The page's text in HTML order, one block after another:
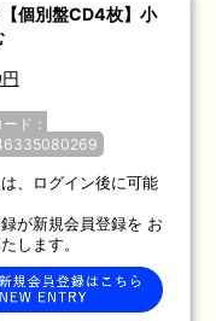
個別盤CD4枚】小
ド：
、ログイン後に可能
が新規会員登録を お
します。